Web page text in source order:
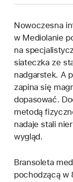
Nowoczesna
w Mediolanie
na
siateczka ze
nadgarstek. A
zapina się
dopasować.
metodą
nadaje stali
wygląd.
Bransoleta
pochodzącą w